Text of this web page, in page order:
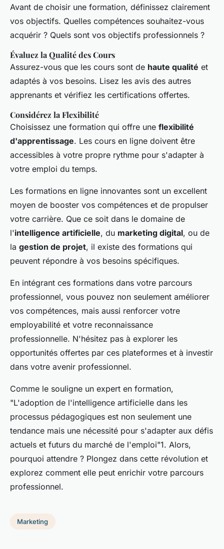
Avant de choisir une formation, définissez clairement
vos objectifs. Quelles compétences souhaitez-vous
acquérir ? Quels sont vos objectifs professionnels ?
Évaluez la Qualité des Cours
Assurez-vous que les cours sont de haute qualité et
adaptés à vos besoins. Lisez les avis des autres
apprenants et vérifiez les certifications offertes.
Considérez la Flexibilité
Choisissez une formation qui offre une flexibilité
d'apprentissage. Les cours en ligne doivent être
accessibles à votre propre rythme pour s'adapter à
votre emploi du temps.
Les formations en ligne innovantes sont un excellent
moyen de booster vos compétences et de propulser
votre carrière. Que ce soit dans le domaine de
l'intelligence artificielle, du marketing digital, ou de
la gestion de projet, il existe des formations qui
peuvent répondre à vos besoins spécifiques.
En intégrant ces formations dans votre parcours
professionnel, vous pouvez non seulement améliorer
vos compétences, mais aussi renforcer votre
employabilité et votre reconnaissance
professionnelle. N'hésitez pas à explorer les
opportunités offertes par ces plateformes et à investir
dans votre avenir professionnel.
Comme le souligne un expert en formation,
"L'adoption de l'intelligence artificielle dans les
processus pédagogiques est non seulement une
tendance mais une nécessité pour s'adapter aux défis
actuels et futurs du marché de l'emploi"1. Alors,
pourquoi attendre ? Plongez dans cette révolution et
explorez comment elle peut enrichir votre parcours
professionnel.
Marketing